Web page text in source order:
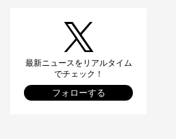
最新ニュースをリアルタイム
でチェック！
フォローする